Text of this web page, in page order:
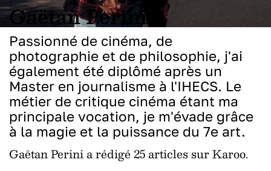
Gaëtan Perini
Passionné de cinéma, de
photographie et de philosophie, j'ai
également été diplômé après un
Master en journalisme à l'IHECS. Le
métier de critique cinéma étant ma
principale vocation, je m'évade grâce
à la magie et la puissance du 7e art.
Gaëtan Perini a rédigé 25 articles sur Karoo.